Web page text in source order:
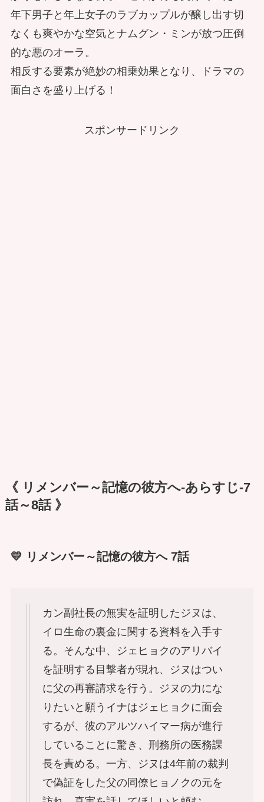
年下男子と年上女子のラブカップルが醸し出す切
なくも爽やかな空気とナムグン・ミンが放つ圧倒
的な悪のオーラ。
相反する要素が絶妙の相乗効果となり、ドラマの
面白さを盛り上げる！
スポンサードリンク
《 リメンバー～記憶の彼方へ-あらすじ-7
話～8話 》
💛 リメンバー～記憶の彼方へ 7話
カン副社長の無実を証明したジヌは、
イロ生命の裏金に関する資料を入手す
る。そんな中、ジェヒョクのアリバイ
を証明する目撃者が現れ、ジヌはつい
に父の再審請求を行う。ジヌの力にな
りたいと願うイナはジェヒョクに面会
するが、彼のアルツハイマー病が進行
していることに驚き、刑務所の医務課
長を責める。一方、ジヌは4年前の裁判
で偽証をした父の同僚ヒョノクの元を